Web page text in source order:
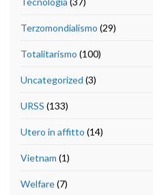
Terzomondialismo (29)
Totalitarismo (100)
Uncategorized (3)
URSS (133)
Utero in affitto (14)
Vietnam (1)
Welfare(7)